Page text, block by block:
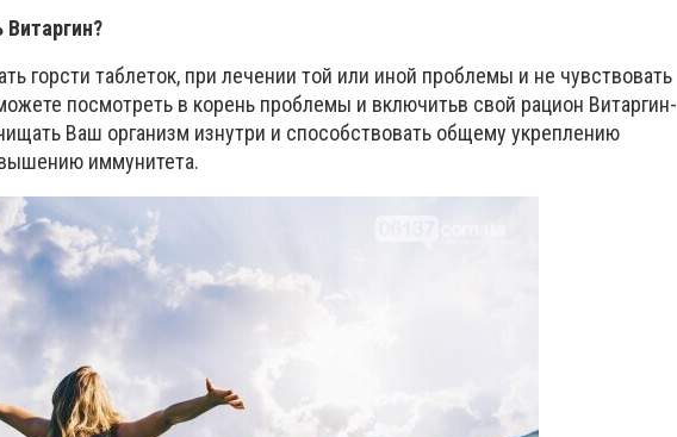
Витаргин?
горсти таблеток, при лечении той или иной проблемы и не чувствовать
посмотреть в корень проблемы и включитьв свой рацион Витаргин-
Ваш организм изнутри и способствовать общему укреплению
иммунитета.